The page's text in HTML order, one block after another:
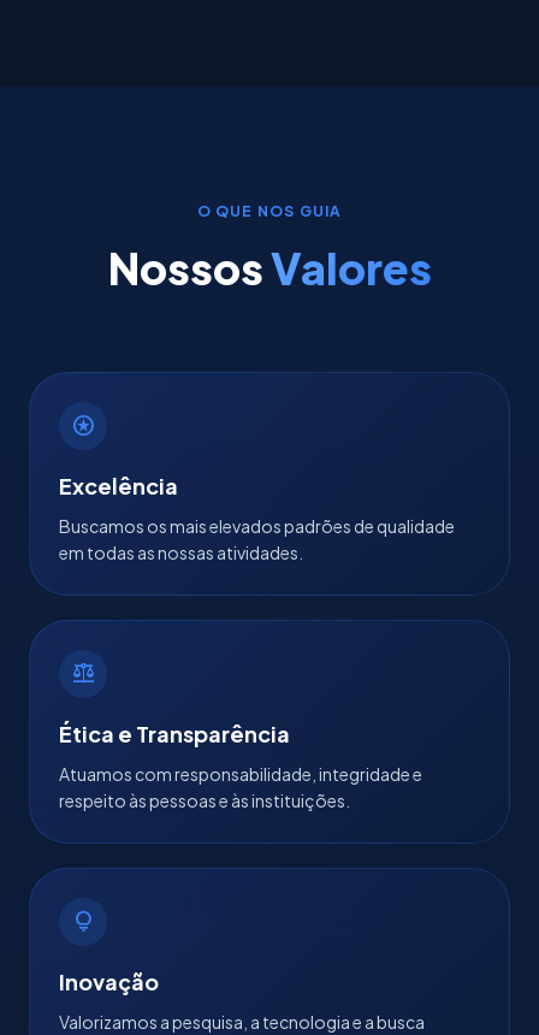
O QUE NOS GUIA
NossosValores
stars
Excelência
Buscamos os mais elevados padrões de qualidade
em todas as nossas atividades.
balance
Ética e Transparência
Atuamos com responsabilidade, integridade e
respeito às pessoas e às instituições.
lightbulb
Inovação
Valorizamos a pesquisa, a tecnologia e a busca